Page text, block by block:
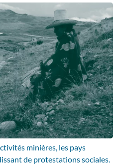
minières, les pays
de protestations sociales.